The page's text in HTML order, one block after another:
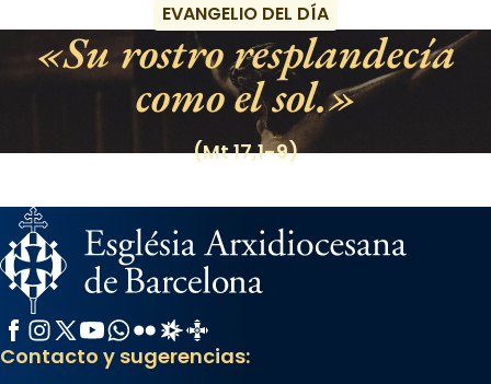
EVANGELIO DEL DÍA
Su rostro resplandecía
como el sol.
(Mt 17,1-9)
Facebook
Instagram
X / Twitter
YouTube
WhatsApp
FlickrRadio Estel
Catalunya Cristiana
Contacto y sugerencias: